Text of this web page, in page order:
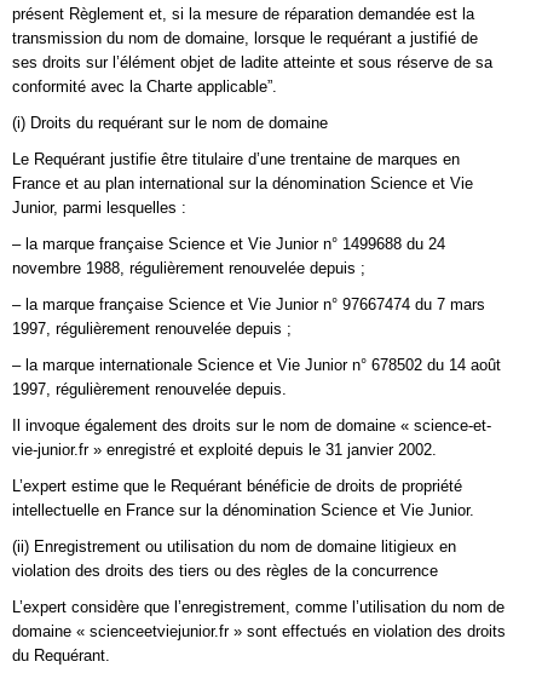
présent Règlement et, si la mesure de réparation demandée est la
transmission du nom de domaine, lorsque le requérant a justifié de
ses droits sur l’élément objet de ladite atteinte et sous réserve de sa
conformité avec la Charte applicable”.
(i) Droits du requérant sur le nom de domaine
Le Requérant justifie être titulaire d’une trentaine de marques en
France et au plan international sur la dénomination Science et Vie
Junior, parmi lesquelles :
– la marque française Science et Vie Junior n° 1499688 du 24
novembre 1988, régulièrement renouvelée depuis ;
– la marque française Science et Vie Junior n° 97667474 du 7 mars
1997, régulièrement renouvelée depuis ;
– la marque internationale Science et Vie Junior n° 678502 du 14 août
1997, régulièrement renouvelée depuis.
Il invoque également des droits sur le nom de domaine « science-et-
vie-junior.fr » enregistré et exploité depuis le 31 janvier 2002.
L’expert estime que le Requérant bénéficie de droits de propriété
intellectuelle en France sur la dénomination Science et Vie Junior.
(ii) Enregistrement ou utilisation du nom de domaine litigieux en
violation des droits des tiers ou des règles de la concurrence
L’expert considère que l’enregistrement, comme l’utilisation du nom de
domaine « scienceetviejunior.fr » sont effectués en violation des droits
du Requérant.